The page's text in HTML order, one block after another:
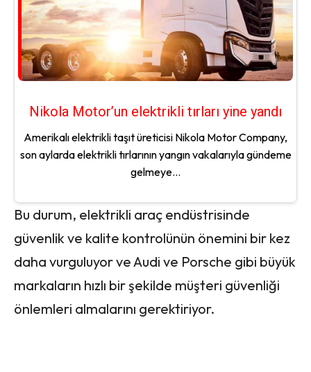
Nikola Motor’un elektrikli tırları yine yandı
Amerikalı elektrikli taşıt üreticisi Nikola Motor Company,
son aylarda elektrikli tırlarının yangın vakalarıyla gündeme
gelmeye...
Bu durum, elektrikli araç endüstrisinde
güvenlik ve kalite kontrolünün önemini bir kez
daha vurguluyor ve Audi ve Porsche gibi büyük
markaların hızlı bir şekilde müşteri güvenliği
önlemleri almalarını gerektiriyor.